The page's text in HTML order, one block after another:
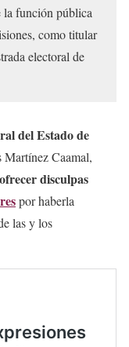
la función pública
como titular
electoral de
del Estado de
Martínez Caamal,
ofrecer disculpas
por haberla
las y los